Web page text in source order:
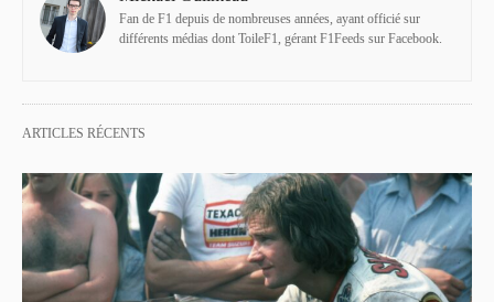
Fan de F1 depuis de nombreuses années, ayant officié sur
différents médias dont ToileF1, gérant F1Feeds sur Facebook.
ARTICLES RÉCENTS